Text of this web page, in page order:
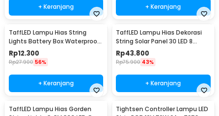
+ Keranjang + Keranjang
TaffLED Lampu Hias String
Lights Battery Box Waterproof
50 LED 5M - G5
Rp12.300
Rp27.900 56%
+ Keranjang
TaffLED Lampu Hias Dekorasi
String Solar Panel 30 LED 8
Mode 6.5M - 896
Rp43.800
Rp75.900 43%
+ Keranjang
TaffLED Lampu Hias Gorden
Tightsen Controller Lampu LED